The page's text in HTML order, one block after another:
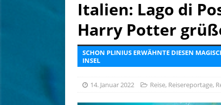
[ 14. Juli 2026 ] Malediven:
NEWS
[ 4. August 2026 ] Editorial
[ 3. August 2026 ] Ins
Italien: Lago di
Harry Potter
SCHON PLINIUS ERWÄHNTE DIESEN
INSEL
14. Januar 2022 Reise, Reisereportage,